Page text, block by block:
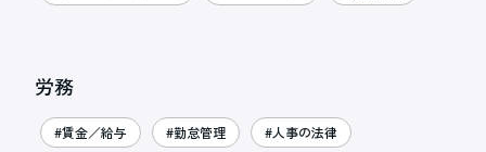
労務
#賃金／給与 #勤怠管理 #人事の法律